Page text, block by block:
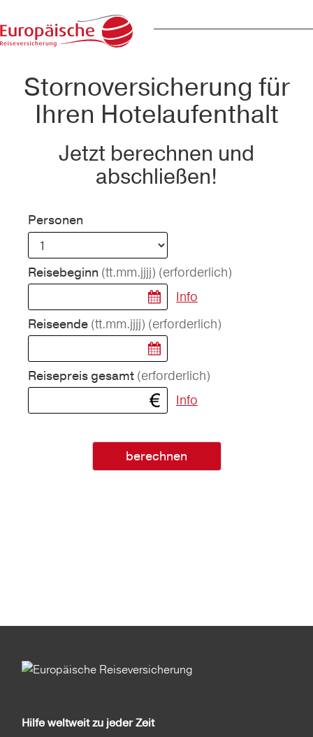
Stornoversicherung für
Ihren Hotelaufenthalt
Jetzt berechnen und
abschließen!
Personen
Reisebeginn (tt.mm.jjjj) (erforderlich)
Info
Reiseende (tt.mm.jjjj) (erforderlich)
Reisepreis gesamt (erforderlich)
Info
berechnen
Hilfe weltweit zu jeder Zeit